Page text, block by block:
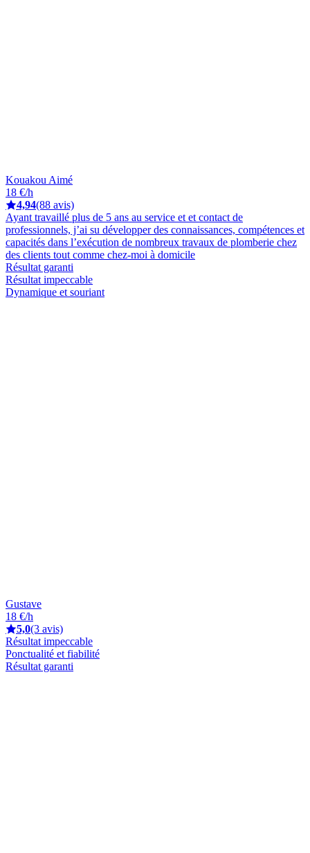
Kouakou Aimé
18 €/h
4,94(88 avis)
Ayant travaillé plus de 5 ans au service et et contact de
professionnels, j’ai su développer des connaissances, compétences et
capacités dans l’exécution de nombreux travaux de plomberie chez
des clients tout comme chez-moi à domicile
Résultat garanti
Résultat impeccable
Dynamique et souriant
Gustave
18 €/h
5,0(3 avis)
Résultat impeccable
Ponctualité et fiabilité
Résultat garanti